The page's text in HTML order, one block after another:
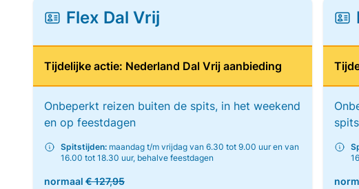
Flex Dal Vrij
Tijdelijke actie: Nederland Dal Vrij aanbieding
Onbeperkt reizen buiten de spits, in het weekend
en op feestdagen
Spitstijden: maandag t/m vrijdag van 6.30 tot 9.00 uur en van
16.00 tot 18.30 uur, behalve feestdagen
normaal € 127,95